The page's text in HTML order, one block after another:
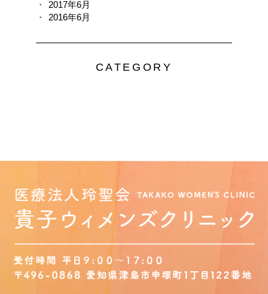
2017年6月
2016年6月
CATEGORY